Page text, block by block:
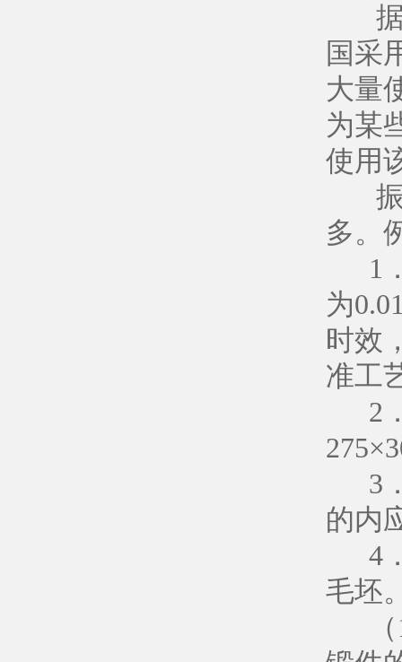
据
国采
大量
为某
使用
振
多。
1．
为
时效
准工
2．
3．
的内
4．
毛坯
（1